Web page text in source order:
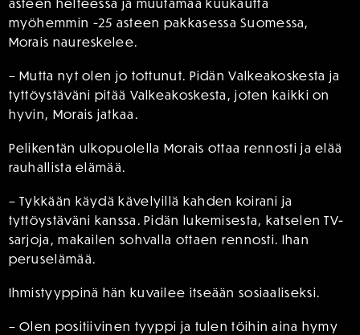
myöhemmin -25 asteen pakkasessa Suomessa,
Morais naureskelee.
– Mutta nyt olen jo tottunut. Pidän Valkeakoskesta ja
tyttöystäväni pitää Valkeakoskesta, joten kaikki on
hyvin, Morais jatkaa.
Pelikentän ulkopuolella Morais ottaa rennosti ja elää
rauhallista elämää.
– Tykkään käydä kävelyillä kahden koirani ja
tyttöystäväni kanssa. Pidän lukemisesta, katselen TV-
sarjoja, makailen sohvalla ottaen rennosti. Ihan
peruselämää.
Ihmistyyppinä hän kuvailee itseään sosiaaliseksi.
– Olen positiivinen tyyppi ja tulen töihin aina hymy